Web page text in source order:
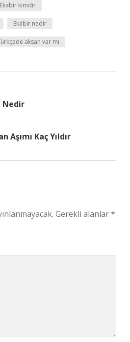
Ekabir kimdir
Ekabir nedir
aksan var mı
Aşımı Kaç Yıldır
Gerekli alanlar*